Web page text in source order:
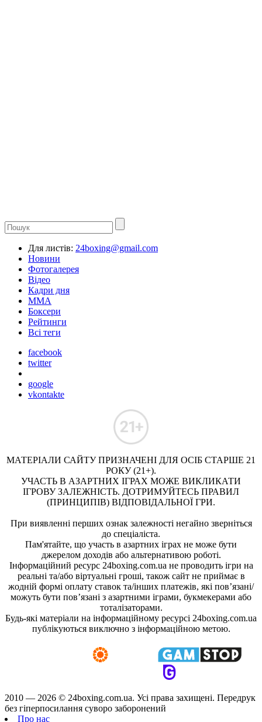
Для листів: 24boxing@gmail.com
Новини
Фотогалерея
Відео
Кадри дня
ММА
Боксери
Рейтинги
Всі теги
facebook
twitter
google
vkontakte
МАТЕРІАЛИ САЙТУ ПРИЗНАЧЕНІ ДЛЯ ОСІБ СТАРШЕ 21
РОКУ (21+).
УЧАСТЬ В АЗАРТНИХ ІГРАХ МОЖЕ ВИКЛИКАТИ
ІГРОВУ ЗАЛЕЖНІСТЬ. ДОТРИМУЙТЕСЬ ПРАВИЛ
(ПРИНЦИПІВ) ВІДПОВІДАЛЬНОЇ ГРИ.
При виявленні перших ознак залежності негайно зверніться
до спеціаліста.
Пам'ятайте, що участь в азартних іграх не може бути
джерелом доходів або альтернативою роботі.
Інформаційний ресурс 24boxing.com.ua не проводить ігри на
реальні та/або віртуальні гроші, також сайт не приймає в
жодній формі оплату ставок та/інших платежів, які пов’язані/
можуть бути пов’язані з азартними іграми, букмекерами або
тоталізаторами.
Будь-які матеріали на інформаційному ресурсі 24boxing.com.ua
публікуються виключно з інформаційною метою.
2010 — 2026 © 24boxing.com.ua. Усi права захищенi. Передрук
без гіперпосилання суворо заборонений
Про нас